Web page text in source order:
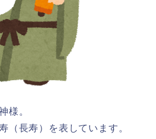
様。
（長寿）を表しています。